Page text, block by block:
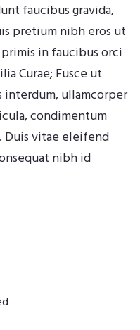
faucibus gravida,
pretium nibh eros ut
in faucibus orci
Curae; Fusce ut
interdum, ullamcorper
condimentum
Duis vitae eleifend
nibh id